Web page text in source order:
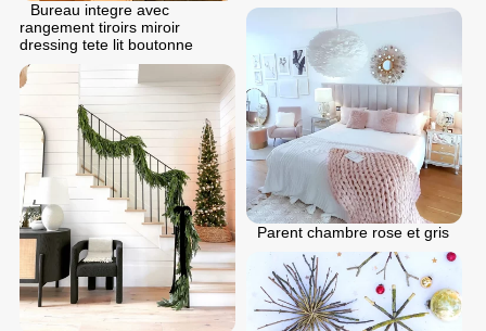
Bureau integre avec
rangement tiroirs miroir
dressing tete lit boutonne
Parent chambre rose et gris